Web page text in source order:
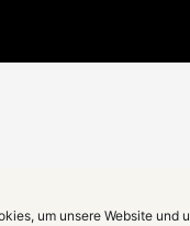
um unsere Website und